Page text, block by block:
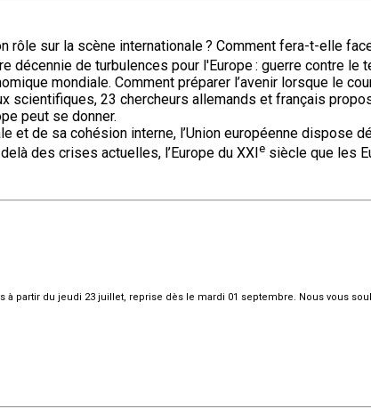
rôle sur la scène internationale ? Comment fera-t-elle
décennie de turbulences pour l'Europe : guerre contre
mondiale. Comment préparer l’avenir lorsque le
scientifiques, 23 chercheurs allemands et français
peut se donner.
et de sa cohésion interne, l’Union européenne
des crises actuelles, l’Europe du XXI e siècle que les
partir du jeudi 23 juillet, reprise dès le mardi 01 septembre. Nous vous